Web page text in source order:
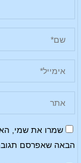
שמרו את שמי,
הבאה שאפרסם